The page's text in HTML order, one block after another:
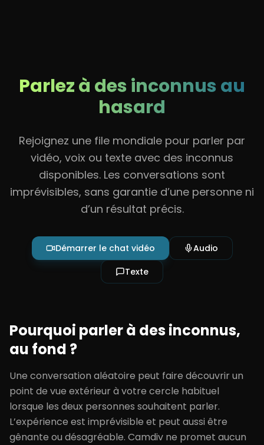
Parlez à des inconnus au
hasard
Rejoignez une file mondiale pour parler par
vidéo, voix ou texte avec des inconnus
disponibles. Les conversations sont
imprévisibles, sans garantie d’une personne ni
d’un résultat précis.
Démarrer le chat vidéo
Audio
Texte
Pourquoi parler à des inconnus,
au fond ?
Une conversation aléatoire peut faire découvrir un
point de vue extérieur à votre cercle habituel
lorsque les deux personnes souhaitent parler.
L’expérience est imprévisible et peut aussi être
gênante ou désagréable. Camdiv ne promet aucun